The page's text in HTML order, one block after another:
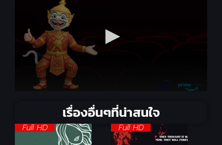
เรื่องอื่นๆที่น่าสนใจ
Full HD Full HD